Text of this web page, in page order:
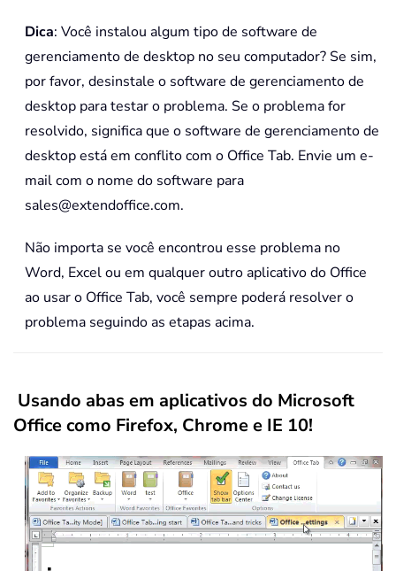
Dica: Você instalou algum tipo de software de
gerenciamento de desktop no seu computador? Se sim,
por favor, desinstale o software de gerenciamento de
desktop para testar o problema. Se o problema for
resolvido, significa que o software de gerenciamento de
desktop está em conflito com o Office Tab. Envie um e-
mail com o nome do software para
sales@extendoffice.com.
Não importa se você encontrou esse problema no
Word, Excel ou em qualquer outro aplicativo do Office
ao usar o Office Tab, você sempre poderá resolver o
problema seguindo as etapas acima.
Usando abas em aplicativos do Microsoft
Office como Firefox, Chrome e IE 10!